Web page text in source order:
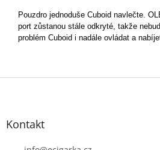
Pouzdro jednoduše Cuboid navlečte.
port zůstanou stále odkryté, takže
problém Cuboid i nadále ovládat a
Kontakt